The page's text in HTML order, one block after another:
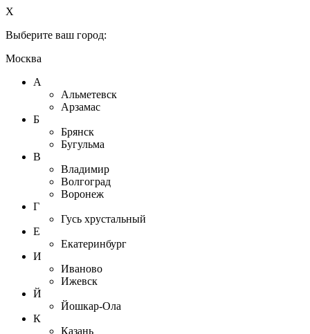
X
Выберите ваш город:
Москва
А
Альметевск
Арзамас
Б
Брянск
Бугульма
В
Владимир
Волгоград
Воронеж
Г
Гусь хрустальный
Е
Екатеринбург
И
Иваново
Ижевск
Й
Йошкар-Ола
К
Казань